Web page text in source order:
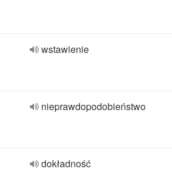
wstawienie
nieprawdopodobieństwo
dokładność